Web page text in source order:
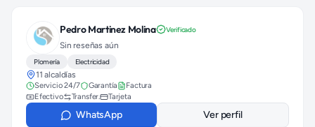
Pedro Martinez Molina Verificado
Sin reseñas aún
Plomería Electricidad
11 alcaldías
Servicio 24/7 Garantía
Factura
Efectivo
Transfer. Tarjeta
WhatsApp Ver perfil